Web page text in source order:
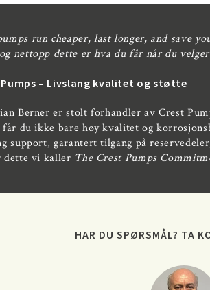
run cheaper, last longer, and save
nettopp dette er hva du får når du
Pumps – Livslang kvalitet og støtte
Berner er stolt forhandler av Crest
får du ikke bare høy kvalitet og
support, garantert tilgang på
dette vi kaller The Crest Pumps
HAR DU SPØRSMÅL? TA